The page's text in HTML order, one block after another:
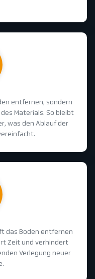
entfernen, sondern
Materials. So bleibt
was den Ablauf der
das Boden entfernen
Zeit und verhindert
Verlegung neuer